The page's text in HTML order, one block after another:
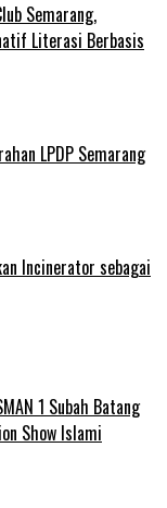
Semarang,
Literasi Berbasis
LPDP Semarang
Incinerator sebagai
1 Subah Batang
Show Islami